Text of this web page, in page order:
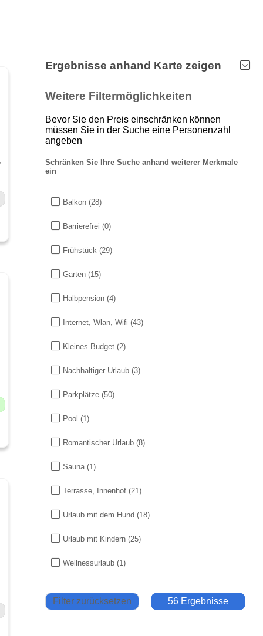
Ergebnisse anhand Karte zeigen
Weitere Filtermöglichkeiten
Bevor Sie den Preis einschränken können
müssen Sie in der Suche eine Personenzahl
angeben
Schränken Sie Ihre Suche anhand weiterer Merkmale
ein
Balkon (28)
Barrierefrei (0)
Frühstück (29)
Garten (15)
Halbpension (4)
Internet, Wlan, Wifi (43)
Kleines Budget (2)
Nachhaltiger Urlaub (3)
Parkplätze (50)
Pool (1)
Romantischer Urlaub (8)
Sauna (1)
Terrasse, Innenhof (21)
Urlaub mit dem Hund (18)
Urlaub mit Kindern (25)
Wellnessurlaub (1)
Filter zurücksetzen 56 Ergebnisse